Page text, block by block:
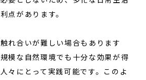
点があります。
れ合いが難しい場合もあります
模な自然環境でも十分な効果が得
々にとって実践可能です。このよ